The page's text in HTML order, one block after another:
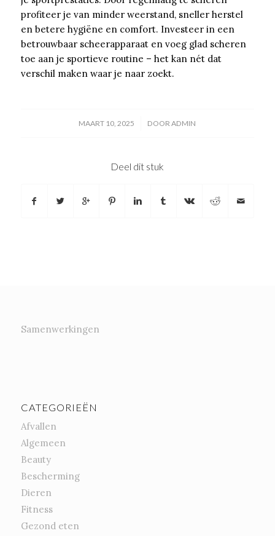
profiteer je van minder weerstand, sneller herstel
en betere hygiëne en comfort. Investeer in een
betrouwbaar scheerapparaat en voeg glad scheren
toe aan je sportieve routine – het kan nét dat
verschil maken waar je naar zoekt.
MAART 10, 2025
/ DOORADMIN
Deel dit stuk
Samenwerkingen
CATEGORIEËN
Afvallen
Algemeen
Beauty
Bescherming
Dieren
Fitness
Gezond eten